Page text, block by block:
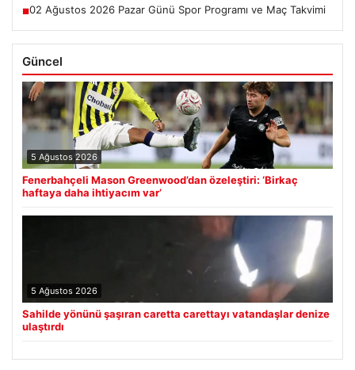
■02 Ağustos 2026 Pazar Günü Spor Programı ve Maç Takvimi
Güncel
5 Ağustos 2026
Fenerbahçeli Mason Greenwood’dan özeleştiri: ‘Birkaç
haftaya daha ihtiyacım var’
5 Ağustos 2026
Sahilde yönünü şaşıran caretta carettayı vatandaşlar denize
ulaştırdı